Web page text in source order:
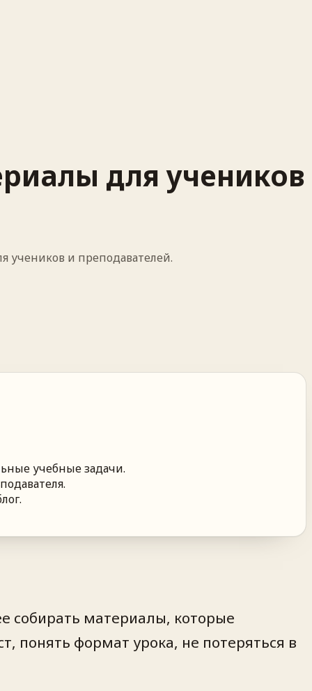
для учеников
учеников и преподавателей.
учебные задачи.
собирать материалы, которые
понять формат урока, не потеряться в